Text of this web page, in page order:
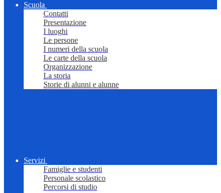
Scuola
Contatti
Presentazione
I luoghi
Le persone
I numeri della scuola
Le carte della scuola
Organizzazione
La storia
Storie di alunni e alunne
Servizi
Famiglie e studenti
Personale scolastico
Percorsi di studio